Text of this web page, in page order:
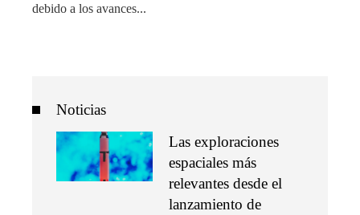
debido a los avances...
Noticias
Las exploraciones
espaciales más
relevantes desde el
lanzamiento de